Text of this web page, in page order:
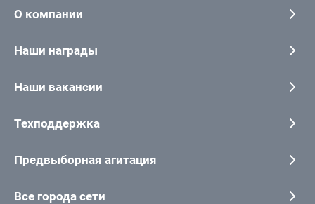
О компании
Наши награды
Наши вакансии
Техподдержка
Предвыборная агитация
Все города сети